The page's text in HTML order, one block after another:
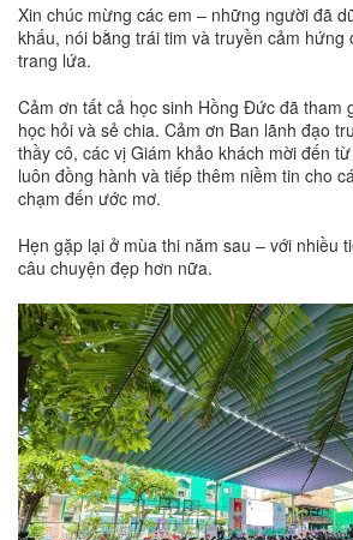
Xin chúc mừng các em – những người đã
khấu, nói bằng trái tim và truyền cảm hứng
trang lứa.
Cảm ơn tất cả học sinh Hồng Đức đã tham
học hỏi và sẻ chia. Cảm ơn Ban lãnh đạo
thầy cô, các vị Giám khảo khách mời đến
luôn đồng hành và tiếp thêm niềm tin cho
chạm đến ước mơ.
Hẹn gặp lại ở mùa thi năm sau – với nhiều
câu chuyện đẹp hơn nữa.